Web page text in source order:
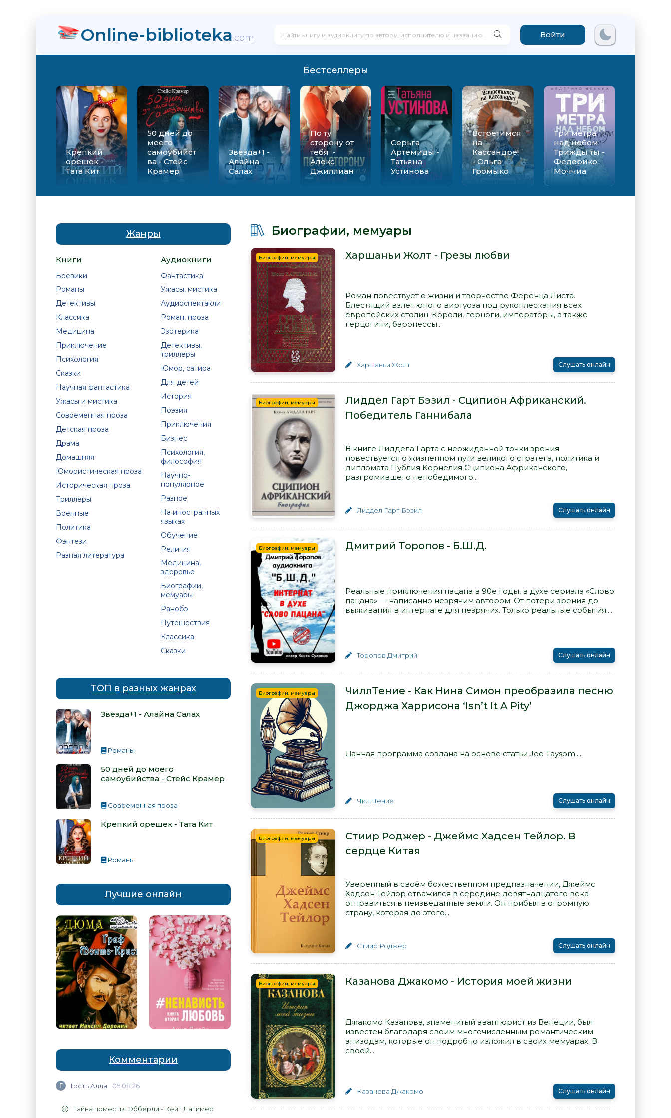
Online-biblioteka.com Войти
Бестселлеры
Крепкий
орешек -
Тата Кит
50 дней до
моего
самоубийст
ва - Стейс
Крамер
Звезда+1 -
Алайна
Салах
По ту
сторону от
тебя -
Алекс
Джиллиан
Серьга
Артемиды -
Татьяна
Устинова
Встретимся
на
Кассандре!
- Ольга
Громыко
Три метра
над небом.
Трижды ты -
Федерико
Моччиа
Жанры
Книги
Боевики
Романы
Детективы
Классика
Медицина
Приключение
Психология
Сказки
Научная фантастика
Ужасы и мистика
Современная проза
Детская проза
Драма
Домашняя
Юмористическая проза
Историческая проза
Триллеры
Военные
Политика
Фэнтези
Разная литература
Аудиокниги
Фантастика
Ужасы, мистика
Аудиоспектакли
Роман, проза
Эзотерика
Детективы,
триллеры
Юмор, сатира
Для детей
История
Поэзия
Приключения
Бизнес
Психология,
философия
Научно-
популярное
Разное
На иностранных
языках
Обучение
Религия
Медицина,
здоровье
Биографии,
мемуары
Ранобэ
Путешествия
Классика
Сказки
ТОП в разных жанрах
Звезда+1 - Алайна Салах
Романы
50 дней до моего
самоубийства - Стейс Крамер
Современная проза
Крепкий орешек - Тата Кит
Романы
Лучшие онлайн
Комментарии
Г Гость Алла 05.08.26
Тайна поместья Эбберли - Кейт Латимер
Биографии, мемуары
Биографии, мемуары Харшаньи Жолт - Грезы любви
Роман повествует о жизни и творчестве Ференца Листа.
Блестящий взлет юного виртуоза под рукоплескания всех
европейских столиц. Короли, герцоги, императоры, а также
герцогини, баронессы...
Харшаньи Жолт Слушать онлайн
Биографии, мемуары
Лиддел Гарт Бэзил - Сципион Африканский.
Победитель Ганнибала
В книге Лиддела Гарта с неожиданной точки зрения
повествуется о жизненном пути великого стратега, политика и
дипломата Публия Корнелия Сципиона Африканского,
разгромившего непобедимого...
Лиддел Гарт Бэзил Слушать онлайн
Биографии, мемуары Дмитрий Торопов - Б.Ш.Д.
Реальные приключения пацана в 90е годы, в духе сериала «Слово
пацана» — написанно незрячим автором. От потери зрения до
выживания в интернате для незрячих. Только реальные события....
Торопов Дмитрий Слушать онлайн
Биографии, мемуары
ЧиллТение - Как Нина Симон преобразила песню
Джорджа Харрисона ‘Isn’t It A Pity’
Данная программа создана на основе статьи Joe Taysom....
ЧиллТение Слушать онлайн
Биографии, мемуары
Стиир Роджер - Джеймс Хадсен Тейлор. В
сердце Китая
Уверенный в своём божественном предназначении, Джеймс
Хадсон Тейлор отважился в середине девятнадцатого века
отправиться в неизведанные земли. Он прибыл в огромную
страну, которая до этого...
Стиир Роджер Слушать онлайн
Биографии, мемуары Казанова Джакомо - История моей жизни
Джакомо Казанова, знаменитый авантюрист из Венеции, был
известен благодаря своим многочисленным романтическим
эпизодам, которые он подробно изложил в своих мемуарах. В
своей...
Казанова Джакомо Слушать онлайн